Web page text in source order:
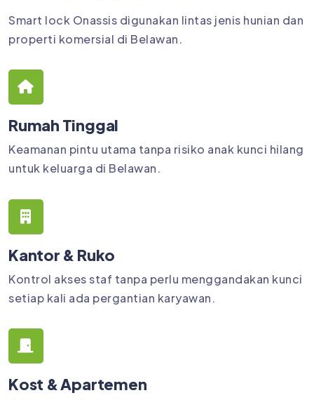
Smart lock Onassis digunakan lintas jenis hunian dan
properti komersial di Belawan.
Rumah Tinggal
Keamanan pintu utama tanpa risiko anak kunci hilang
untuk keluarga di Belawan.
Kantor & Ruko
Kontrol akses staf tanpa perlu menggandakan kunci
setiap kali ada pergantian karyawan.
Kost & Apartemen